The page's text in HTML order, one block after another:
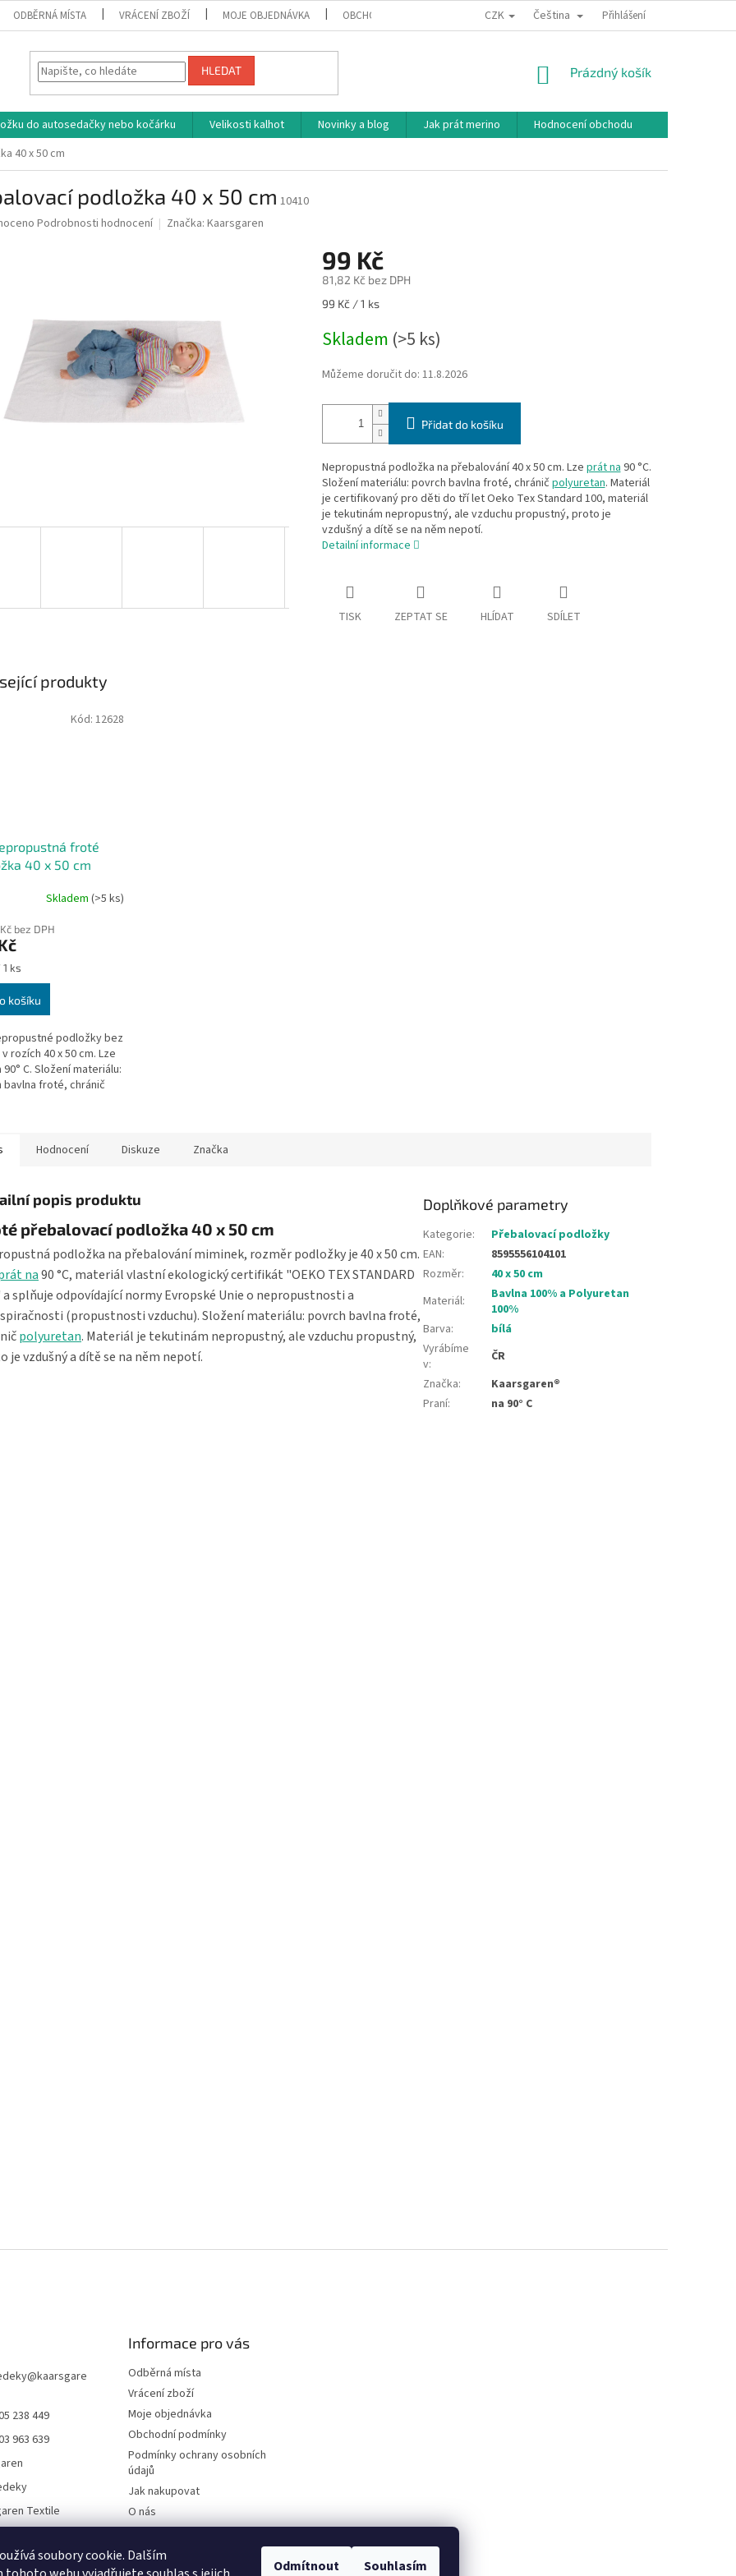
soubory cookie. Dalším
Odmítnout Souhlasím
ODBĚRNÁ MÍSTA VRÁCENÍ ZBOŽÍ MOJE OBJEDNÁVKA OBCHODNÍ PODMÍNKY PODMÍNKY OCHRANY OSOBNÍCH ÚDAJŮ
CZK Čeština Přihlášení
HLEDAT
NÁKUPNÍ
Prázdný košík
do autosedačky nebo kočárku Velikosti kalhot Novinky a blog Jak prát merino
Hodnocení obchodu
40 x 50 cm
podložka 40 x 50 cm 10410
Podrobnosti hodnocení Značka: Kaarsgaren
99 Kč
81,82 Kč bez DPH
Měrná
99 Kč / 1 ks
Skladem (>5 ks)
Můžeme doručit do: 11.8.2026
Přidat do košíku
Nepropustná podložka na přebalování 40 x 50 cm. Lze prát na90 °C.
Složení materiálu: povrch bavlna froté, chránič polyuretan. Materiál
je certifikovaný pro děti do tří let Oeko Tex Standard 100, materiál
je tekutinám nepropustný, ale vzduchu propustný, proto je
vzdušný a dítě se na něm nepotí.
Detailní informace
TISK ZEPTAT SE HLÍDAT SDÍLET
produkty
froté
40 x 50 cm
Skladem (>5 ks)
bez DPH
ks
košíku
podložky bez
rozích 40 x 50 cm. Lze
C. Složení materiálu:
bavlna froté, chránič
Kód: 12628
Hodnocení Diskuze Značka
popis produktu
přebalovací podložka 40 x 50 cm
podložka na přebalování miminek, rozměr podložky je 40 x 50 cm.
na90 °C, materiál vlastní ekologický certifikát "OEKO TEX STANDARD
a splňuje odpovídající normy Evropské Unie o nepropustnosti a
(propustnosti vzduchu). Složení materiálu: povrch bavlna froté,
polyuretan. Materiál je tekutinám nepropustný, ale vzduchu propustný,
je vzdušný a dítě se na něm nepotí.
Doplňkové parametry
Kategorie:
Přebalovací podložky
EAN:
8595556104101
Rozměr:
40 x 50 cm
Materiál:
Bavlna 100% a Polyuretan
100%
Barva:
bílá
Vyrábíme
v:
ČR
Značka:
Kaarsgaren®
Praní: na 90° C
@kaarsgare
238 449
963 639
Textile
Informace pro vás
Odběrná místa
Vrácení zboží
Moje objednávka
Obchodní podmínky
Podmínky ochrany osobních
údajů
Jak nakupovat
O nás
On-line platby